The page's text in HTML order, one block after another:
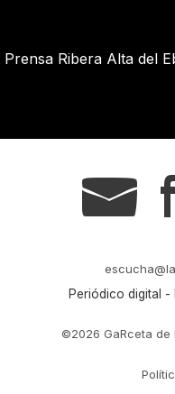
Prensa Ribera Alta del
g
Periódico digital -
©2026 GaRceta de